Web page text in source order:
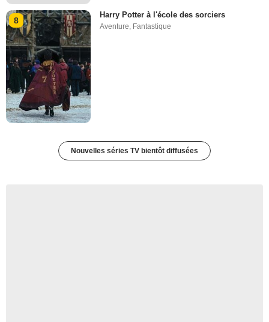
8
Harry Potter à l'école des sorciers
Aventure, Fantastique
Nouvelles séries TV bientôt diffusées